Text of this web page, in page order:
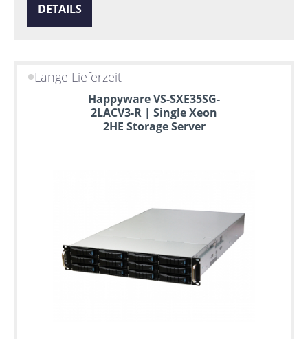
DETAILS
Lange Lieferzeit
Happyware VS-SXE35SG-
2LACV3-R | Single Xeon
2HE Storage Server